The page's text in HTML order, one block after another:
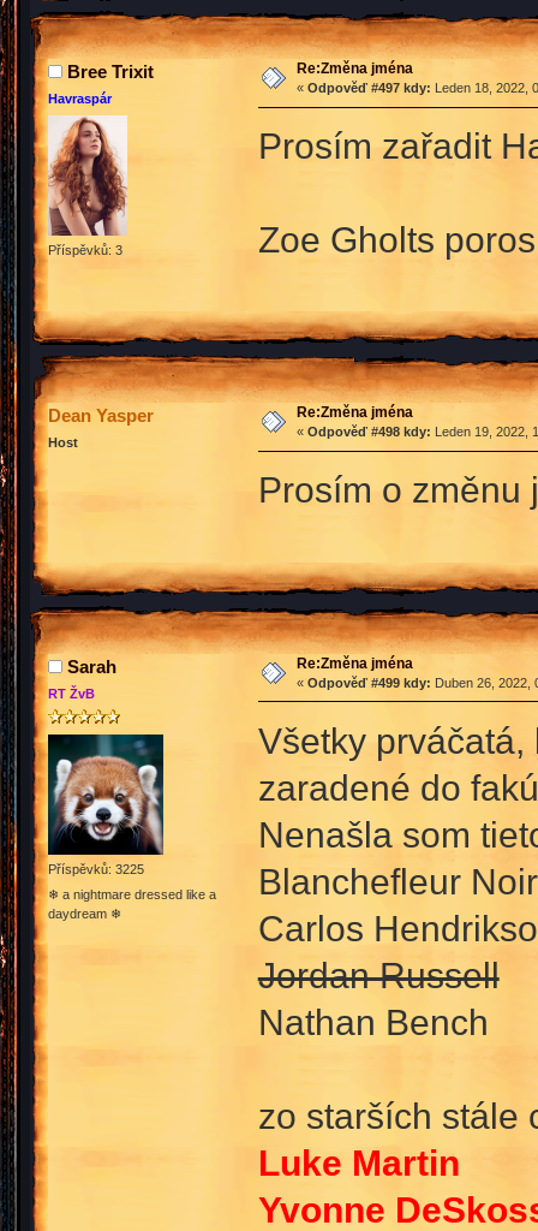
Bree Trixit
Havraspár
Příspěvků: 3
Re:Změna jména
« Odpověď #497 kdy: Leden 18, 2022,
Prosím zařadit
Zoe Gholts
Dean Yasper
Host
Re:Změna jména
« Odpověď #498 kdy: Leden 19, 2022,
Prosím o
Sarah
RT ŽvB
Příspěvků: 3225
❄ a nightmare dressed like a
daydream ❄
Re:Změna jména
« Odpověď #499 kdy: Duben 26, 2022,
Všetky
zaradené do
Nenašla som
Blanchefleur Noir
Carlos
Jordan Russell
Nathan Bench
zo starších stále
Luke Martin
Yvonne